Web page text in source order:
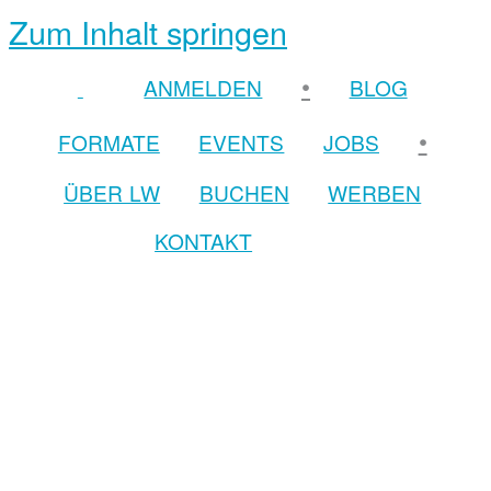
Zum Inhalt springen
ANMELDEN •
BLOG
FORMATE
EVENTS JOBS •
ÜBER LW BUCHEN
WERBEN
KONTAKT